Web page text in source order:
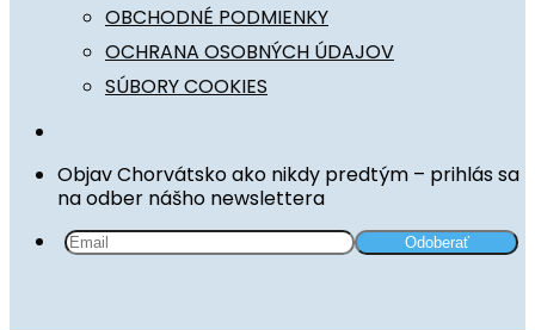
OBCHODNÉ PODMIENKY
OCHRANA OSOBNÝCH ÚDAJOV
SÚBORY COOKIES
Objav Chorvátsko ako nikdy predtým – prihlás sa
na odber nášho newslettera